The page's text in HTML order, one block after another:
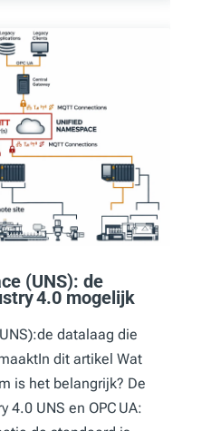
(UNS): de
4.0 mogelijk
datalaag die
dit artikel Wat
is het belangrijk? De
4.0 UNS en OPC UA: